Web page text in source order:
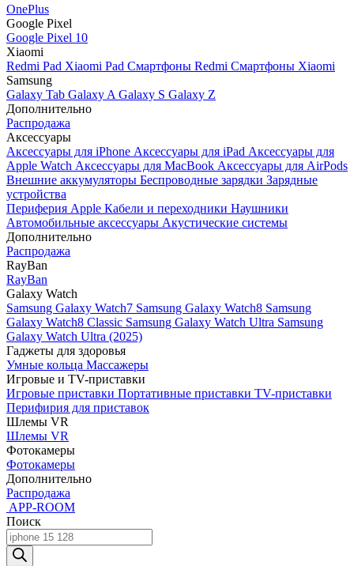
OnePlus
Google Pixel
Google Pixel 10
Xiaomi
Redmi Pad Xiaomi Pad Смартфоны Redmi Смартфоны Xiaomi
Samsung
Galaxy Tab Galaxy A Galaxy S Galaxy Z
Дополнительно
Распродажа
Аксессуары
Аксессуары для iPhone Аксессуары для iPad Аксессуары для
Apple Watch Аксессуары для MacBook Аксессуары для AirPods
Внешние аккумуляторы Беспроводные зарядки Зарядные
устройства
Периферия Apple Кабели и переходники Наушники
Автомобильные аксессуары Акустические системы
Дополнительно
Распродажа
RayBan
RayBan
Galaxy Watch
Samsung Galaxy Watch7 Samsung Galaxy Watch8 Samsung
Galaxy Watch8 Classic Samsung Galaxy Watch Ultra Samsung
Galaxy Watch Ultra (2025)
Гаджеты для здоровья
Умные кольца Массажеры
Игровые и TV-приставки
Игровые приставки Портативные приставки TV-приставки
Перифирия для приставок
Шлемы VR
Шлемы VR
Фотокамеры
Фотокамеры
Дополнительно
Распродажа
APP-ROOM
Поиск
Поиск
товаров